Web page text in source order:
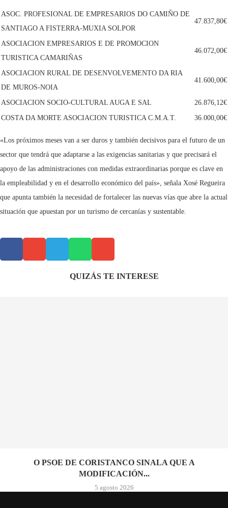
ASOC. PROFESIONAL DE EMPRESARIOS DO CAMIÑO DE
SANTIAGO A FISTERRA-MUXIA SOLPOR
47.837,80€
ASOCIACION EMPRESARIOS E DE PROMOCION
TURISTICA CAMARIÑAS
46.072,00€
ASOCIACION RURAL DE DESENVOLVEMENTO DA RIA
DE MUROS-NOIA
41.600,00€
ASOCIACION SOCIO-CULTURAL AUGA E SAL
26.876,12€
COSTA DA MORTE ASOCIACION TURISTICA C.M.A.T.
36.000,00€
«Los próximos meses van a ser duros y también decisivos para el futuro de un
sector que tendrá que adaptarse a las exigencias sanitarias y que precisará el
apoyo de las administraciones con medidas extraordinarias porque es clave en
la empleabilidad y en el desarrollo económico del país», señala Xosé Regueira
que apunta también la necesidad de fortalecer las nuevas vías que abre la actual
situación que apuestan por un turismo de cercanías y sustentable.
QUIZÁS TE INTERESE
O PSOE DE CORISTANCO SINALA QUE A
MODIFICACIÓN...
5 agosto 2026